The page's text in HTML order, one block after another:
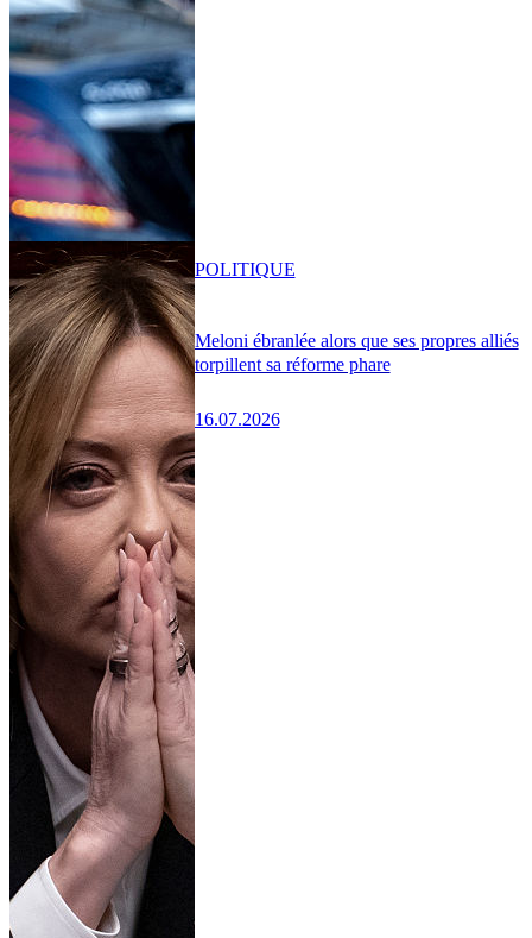
Meloni ébranlée alors que ses propres alliés
torpillent sa réforme phare
16.07.2026
POLITIQUE